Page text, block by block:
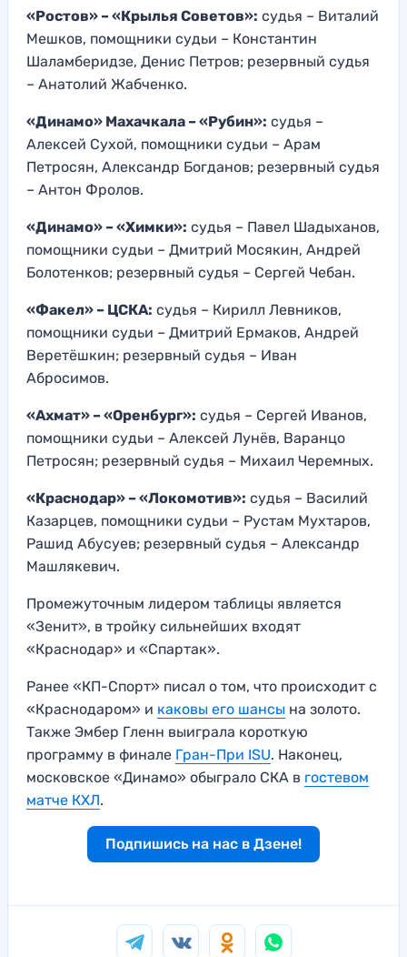
«Ростов» – «Крылья Советов»: судья – Виталий
Мешков, помощники судьи – Константин
Шаламберидзе, Денис Петров; резервный судья
– Анатолий Жабченко.
«Динамо» Махачкала – «Рубин»: судья –
Алексей Сухой, помощники судьи – Арам
Петросян, Александр Богданов; резервный судья
– Антон Фролов.
«Динамо» – «Химки»: судья – Павел Шадыханов,
помощники судьи – Дмитрий Мосякин, Андрей
Болотенков; резервный судья – Сергей Чебан.
«Факел» – ЦСКА: судья – Кирилл Левников,
помощники судьи – Дмитрий Ермаков, Андрей
Веретёшкин; резервный судья – Иван
Абросимов.
«Ахмат» – «Оренбург»: судья – Сергей Иванов,
помощники судьи – Алексей Лунёв, Варанцо
Петросян; резервный судья – Михаил Черемных.
«Краснодар» – «Локомотив»: судья – Василий
Казарцев, помощники судьи – Рустам Мухтаров,
Рашид Абусуев; резервный судья – Александр
Машлякевич.
Промежуточным лидером таблицы является
«Зенит», в тройку сильнейших входят
«Краснодар» и «Спартак».
Ранее «КП-Спорт» писал о том, что происходит с
«Краснодаром» и каковы его шансы на золото.
Также Эмбер Гленн выиграла короткую
программу в финале Гран-При ISU. Наконец,
московское «Динамо» обыграло СКА в гостевом
матче КХЛ.
Подпишись на нас в Дзене!